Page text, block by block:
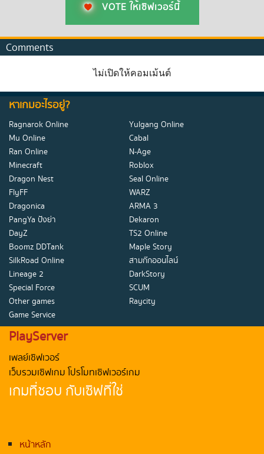
VOTE ให้เซิฟเวอร์นี้
Comments
ไม่เปิดให้คอมเม้นต์
หาเกมอะไรอยู่?
Ragnarok Online
Yulgang Online
Mu Online
Cabal
Ran Online
N-Age
Minecraft
Roblox
Dragon Nest
Seal Online
FlyFF
WARZ
Dragonica
ARMA 3
PangYa ปังย่า
Dekaron
DayZ
TS2 Online
Boomz DDTank
Maple Story
SilkRoad Online
สามก๊กออนไลน์
Lineage 2
DarkStory
Special Force
SCUM
Other games
Raycity
Game Service
PlayServer
เพลย์เซิฟเวอร์
เว็บรวมเซิฟเกม โปรโมทเซิฟเวอร์เกม
เกมที่ชอบ กับเซิฟที่ใช่
หน้าหลัก